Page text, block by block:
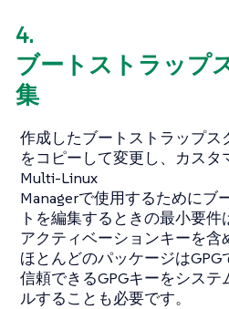
4.
ブートストラップ
集
作成したブートストラップス
をコピーして変更し、カスタ
Multi-Linux
Managerで使用するためにブ
トを編集するときの最小要件
アクティベーションキーを含
ほとんどのパッケージはGPG
信頼できるGPGキーをシス
ルすることも必要です。